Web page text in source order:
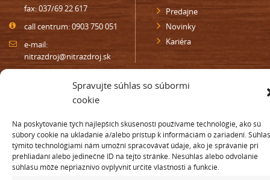
Spravujte súhlas so súbormi
cookie
Na poskytovanie tých najlepších skúseností používame technológie, ako sú
súbory cookie na ukladanie a/alebo prístup k informáciám o zariadení.
týmito technológiami nám umožní spracovávať údaje, ako je správanie pri
prehliadaní alebo jedinečné ID na tejto stránke. Nesúhlas alebo odvolanie
súhlasu môže nepriaznivo ovplyvniť určité vlastnosti a funkcie.
fax: 037/69 22 617
call centrum: 0903 750 051
e-mail:
nitrazdroj@nitrazdroj.sk
Predajne
Novinky
Kariéra
Zákaznícka karta
maloobchod
Zákaznícka karta diskont
Súťaže
Najbližšia predajňa
vašom okolí, zadajte mesto
alebo PSČ